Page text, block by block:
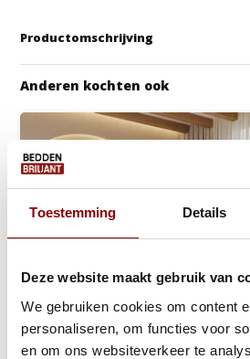
Toestemming Details
Deze website maakt gebruik van
We gebruiken cookies om content
personaliseren, om functies voor
en om ons websiteverkeer te
Productomschrijving
Anderen kochten ook